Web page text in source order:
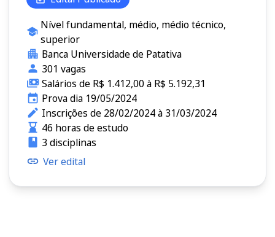
Nível fundamental, médio, médio técnico,
superior
Banca Universidade de Patativa
301 vagas
Salários de R$ 1.412,00 à R$ 5.192,31
Prova dia 19/05/2024
Inscrições de 28/02/2024 à 31/03/2024
46 horas de estudo
3 disciplinas
Ver edital